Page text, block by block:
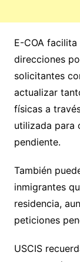
E-COA
direcciones
solicitantes
actualizar
físicas a
utilizada para
pendiente.
También
inmigrantes
residencia,
peticiones
USCIS